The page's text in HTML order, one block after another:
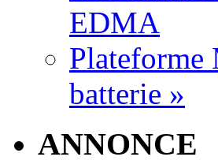
EDMA
Plateforme
batterie »
ANNONCE